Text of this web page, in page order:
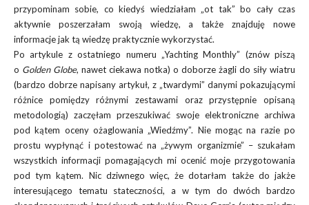
przypominam sobie, co kiedyś wiedziałam „ot tak” bo cały czas
aktywnie poszerzałam swoją wiedzę, a także znajduję nowe
informacje jak tą wiedzę praktycznie wykorzystać.
Po artykule z ostatniego numeru „Yachting Monthly” (znów piszą
o Golden Globe, nawet ciekawa notka) o doborze żagli do siły wiatru
(bardzo dobrze napisany artykuł, z „twardymi” danymi pokazującymi
różnice pomiędzy różnymi zestawami oraz przystępnie opisaną
metodologią) zaczęłam przeszukiwać swoje elektroniczne archiwa
pod kątem oceny ożaglowania „Wiedźmy”. Nie mogąc na razie po
prostu wypłynąć i potestować na „żywym organizmie” – szukałam
wszystkich informacji pomagających mi ocenić moje przygotowania
pod tym kątem. Nic dziwnego więc, że dotarłam także do jakże
interesującego tematu stateczności, a w tym do dwóch bardzo